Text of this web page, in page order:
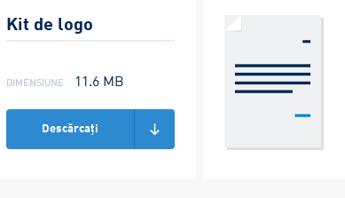
Kit de logo
dimensiune 11.6 MB
Descărcați